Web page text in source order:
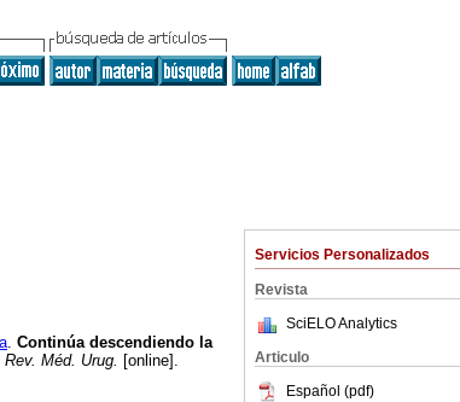
Servicios Personalizados
Revista
SciELO Analytics
Articulo
Español (pdf)
. Continúa descendiendo la
Rev. Méd. Urug. [online].